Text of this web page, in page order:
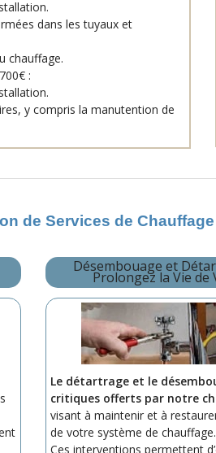
dans les tuyaux et
chauffage.
:
y compris la manutention de
de Services de
Désembouage et
Prolongez la Vie de
Le détartrage et le
critiques offerts par notre
visant à maintenir et à
de votre système de chauffage.
Ces interventions permettent